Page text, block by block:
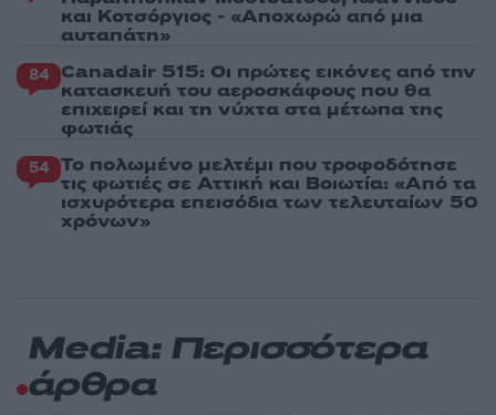
και Κοτσόργιος - «Αποχωρώ από μια
αυταπάτη»
84 Canadair 515: Οι πρώτες εικόνες από την
κατασκευή του αεροσκάφους που θα
επιχειρεί και τη νύχτα στα μέτωπα της
φωτιάς
54 Το πολωμένο μελτέμι που τροφοδότησε
τις φωτιές σε Αττική και Βοιωτία: «Από τα
ισχυρότερα επεισόδια των τελευταίων 50
χρόνων»
Media: Περισσότερα
άρθρα